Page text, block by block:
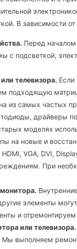
В зависимости
Перед
с подсветкой,
телевизора. Если
подходящую
из самых частых
драйверы
моделях
на новые и
HDMI, VGA, DVI,
При
элементы
и отремонтируем
или телевизора.
выполняем